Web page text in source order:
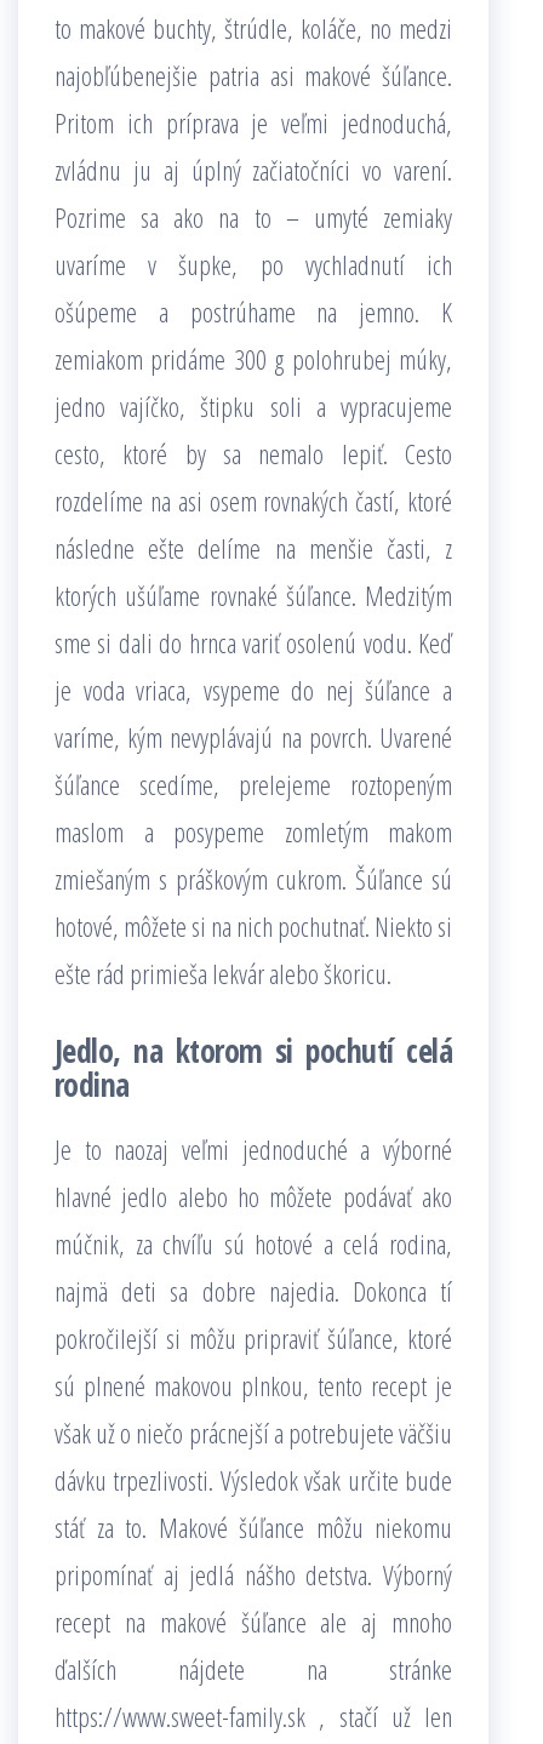
to makové buchty, štrúdle, koláče, no medzi
najobľúbenejšie patria asi makové šúľance.
Pritom ich príprava je veľmi jednoduchá,
zvládnu ju aj úplný začiatočníci vo varení.
Pozrime sa ako na to – umyté zemiaky
uvaríme v šupke, po vychladnutí ich
ošúpeme a postrúhame na jemno. K
zemiakom pridáme 300 g polohrubej múky,
jedno vajíčko, štipku soli a vypracujeme
cesto, ktoré by sa nemalo lepiť. Cesto
rozdelíme na asi osem rovnakých častí, ktoré
následne ešte delíme na menšie časti, z
ktorých ušúľame rovnaké šúľance. Medzitým
sme si dali do hrnca variť osolenú vodu. Keď
je voda vriaca, vsypeme do nej šúľance a
varíme, kým nevyplávajú na povrch. Uvarené
šúľance scedíme, prelejeme roztopeným
maslom a posypeme zomletým makom
zmiešaným s práškovým cukrom. Šúľance sú
hotové, môžete si na nich pochutnať. Niekto si
ešte rád primieša lekvár alebo škoricu.
Jedlo, na ktorom si pochutí celá
rodina
Je to naozaj veľmi jednoduché a výborné
hlavné jedlo alebo ho môžete podávať ako
múčnik, za chvíľu sú hotové a celá rodina,
najmä deti sa dobre najedia. Dokonca tí
pokročilejší si môžu pripraviť šúľance, ktoré
sú plnené makovou plnkou, tento recept je
však už o niečo prácnejší a potrebujete väčšiu
dávku trpezlivosti. Výsledok však určite bude
stáť za to. Makové šúľance môžu niekomu
pripomínať aj jedlá nášho detstva. Výborný
recept na makové šúľance ale aj mnoho
ďalších nájdete na stránke
https://www.sweet-family.sk , stačí už len